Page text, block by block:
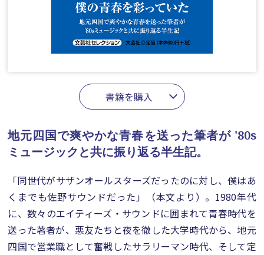
書籍を購入
地元四国で爽やかな青春を送った筆者が'80s
ミュージックと共に振り返る半生記。
「同世代がサザンオールスターズだったのに対し、僕はあ
くまでも佐野サウンドだった」（本文より）。1980年代
に、数々のエイティーズ・サウンドに囲まれて青春時代を
送った著者が、悪友たちと夜を徹した大学時代から、地元
四国で営業職として奮戦したサラリーマン時代、そして定